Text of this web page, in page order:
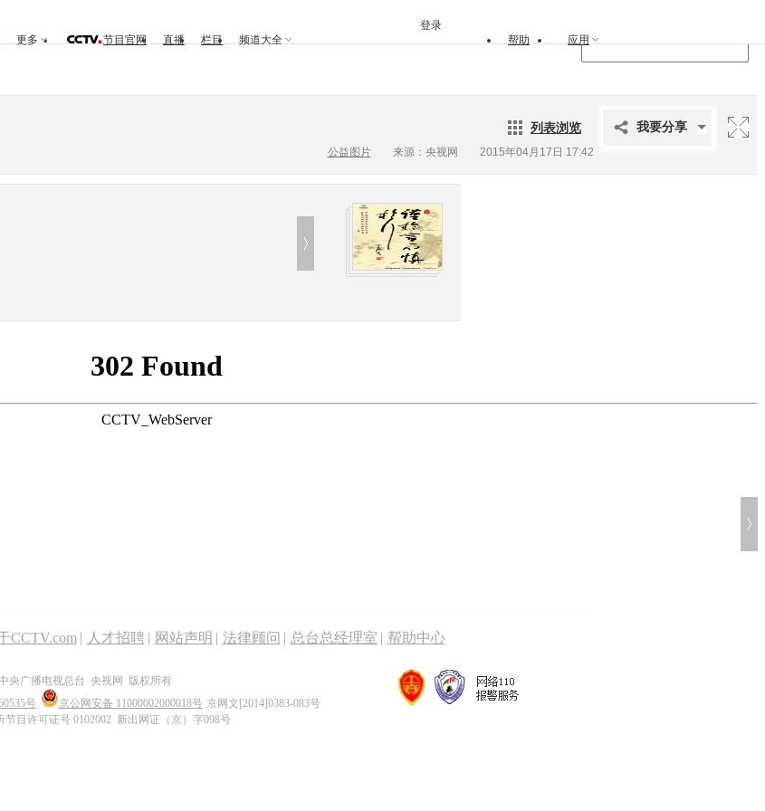
更多 节目官网 直播 栏目 频道大全 帮助 应用
登录
列表浏览 我要分享
公益图片来源：央视网 2015年04月17日 17:42
302 Found
CCTV_WebServer
CCTV.com | 人才招聘 | 网站声明 | 法律顾问 | 总台总经理室 | 帮助中心
央广播电视总台 央视网 版权所有
号 京公网安备 11000002000018号 京网文[2014]0383-083号
节目许可证号 0102002 新出网证（京）字098号